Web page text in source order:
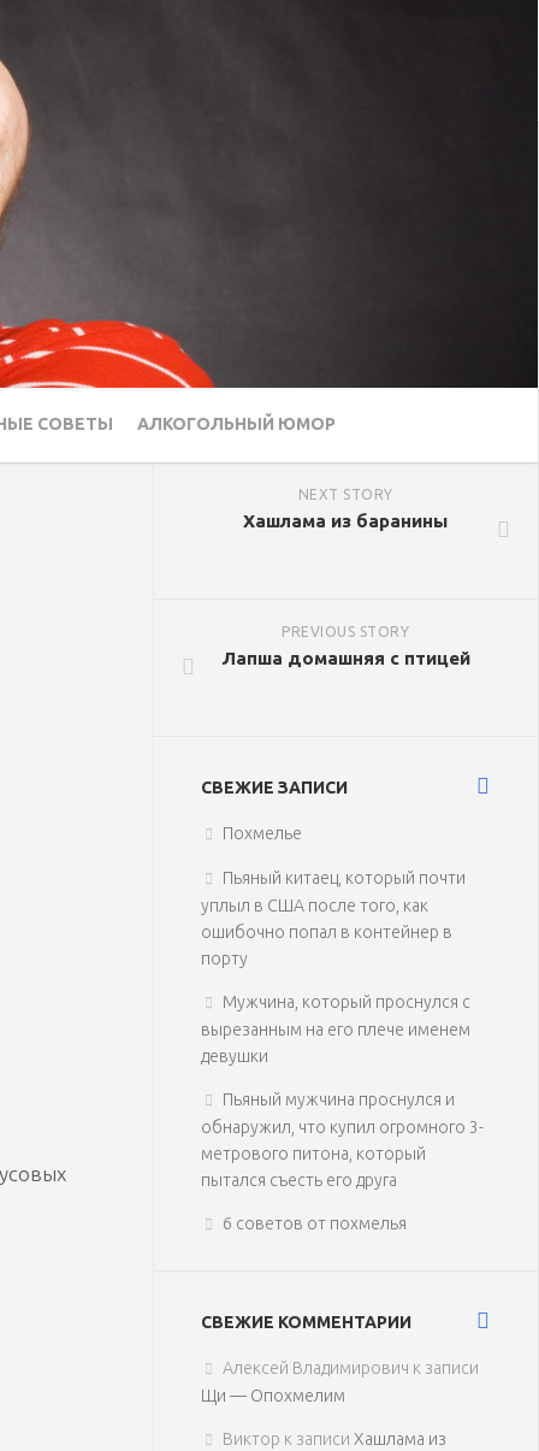
СОВЕТЫ АЛКОГОЛЬНЫЙ ЮМОР
NEXT STORY
Хашлама из баранины
PREVIOUS STORY
Лапша домашняя с птицей
СВЕЖИЕ ЗАПИСИ
Похмелье
Пьяный китаец, который почти
уплыл в США после того, как
ошибочно попал в контейнер в
порту
Мужчина, который проснулся с
вырезанным на его плече именем
девушки
Пьяный мужчина проснулся и
обнаружил, что купил огромного 3-
метрового питона, который
пытался съесть его друга
6 советов от похмелья
СВЕЖИЕ КОММЕНТАРИИ
Алексей Владимирович к записи
Щи — Опохмелим
Виктор к записи Хашлама из